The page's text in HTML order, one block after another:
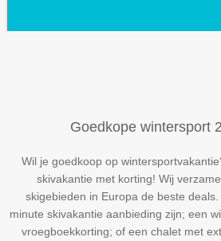
Goedkope wintersport
Wil je goedkoop op
skivakantie met korting! Wij
skigebieden in Europa de beste
minute skivakantie aanbieding zijn; een
vroegboekkorting; of een chalet met